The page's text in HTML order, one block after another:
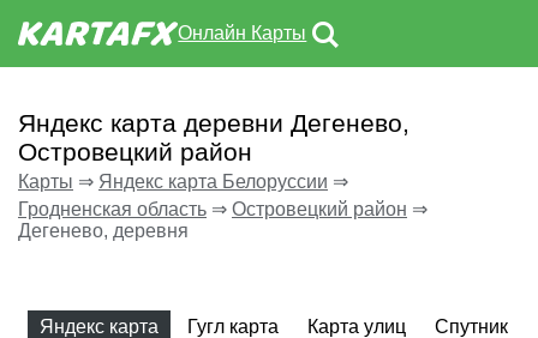
Онлайн Карты
Яндекс карта деревни Дегенево,
Островецкий район
Карты ⇒ Яндекс карта Белоруссии ⇒
Гродненская область ⇒ Островецкий район ⇒
Дегенево, деревня
Яндекс карта Гугл карта Карта улиц Спутник